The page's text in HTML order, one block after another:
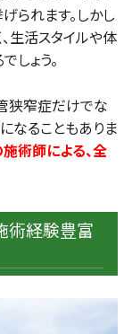
られます。しかし
生活スタイルや体
しょう。
狭窄症だけでな
なることもありま
術師による、全
術経験豊富